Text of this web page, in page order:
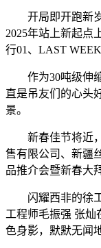
开局即开跑新岁
2025年站上新起点
行01、LAST
作为30吨级伸缩
直是吊友们的心头
景。
新春佳节将近，
售有限公司、新疆
品推介会暨新春大
闪耀西非的徐工
工程师毛振强 张灿
色身影，默默无闻